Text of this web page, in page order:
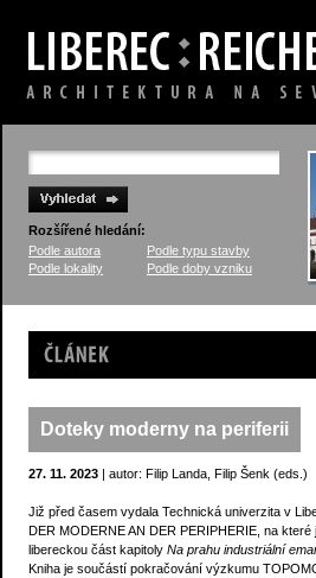
Rozšířené hledání:
Podle autora
Podle typu stavby
Podle lokality
Podle doby vzniku
Článek
Doteky moderny na periferii
27. 11. 2023 | autor: Filip Landa, Filip Šenk (eds.)
Již před časem vydala Technická univerzita v
DER MODERNE AN DER PERIPHERIE, na
libereckou část kapitoly Na prahu industriální
Kniha je součástí pokračování výzkumu